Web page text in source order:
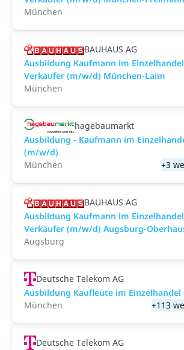
München
BAUHAUS AG
Ausbildung Kaufmann im
Verkäufer (m/w/d) München-Laim
München
hagebaumarkt
Ausbildung - Kaufmann im
(m/w/d)
München
+3
BAUHAUS AG
Ausbildung Kaufmann im
Verkäufer (m/w/d) Augsburg-
Augsburg
Deutsche Telekom AG
Ausbildung Kaufleute im
München
+113
Deutsche Telekom AG